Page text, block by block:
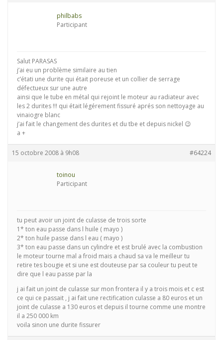
philbabs
Participant
Salut PARASAS
j’ai eu un problème similaire au tien
c’étati une durite qui était poreuse et un collier de serrage
défectueux sur une autre
ainsi que le tube en métal qui rejoint le moteur au radiateur avec
les 2 durites !!! qui était légérement fissuré aprés son nettoyage au
vinaiogre blanc
j’ai fait le changement des durites et du tbe et depuis nickel 😉
a +
15 octobre 2008 à 9h08 #64224
toinou
Participant
tu peut avoir un joint de culasse de trois sorte
1* ton eau passe dans l huile ( mayo )
2* ton huile passe dans l eau ( mayo )
3* ton eau passe dans un cylindre et est brulé avec la combustion
le moteur tourne mal a froid mais a chaud sa va le meilleur tu
retire tes bougie et si une est douteuse par sa couleur tu peut te
dire que l eau passe par la
j ai fait un joint de culasse sur mon frontera il y a trois mois et c est
ce qui ce passait , j ai fait une rectification culasse a 80 euros et un
joint de culasse a 130 euros et depuis il tourne comme une montre
il a 250 000 km
voila sinon une durite fissurer